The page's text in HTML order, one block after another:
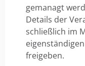
gemanagt
Details der
schließlich im
freigeben.